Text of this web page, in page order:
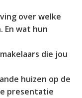
over welke
En wat hun
die jou
huizen op de
presentatie